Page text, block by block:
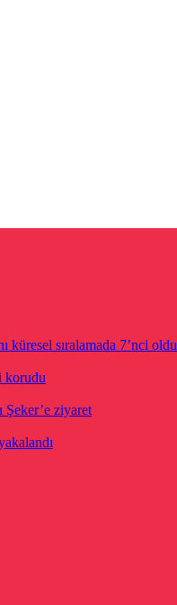
sıralamada 7’nci oldu
korudu
ziyaret